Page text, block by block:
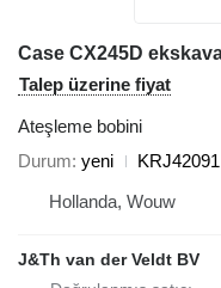
Talep üzerine fiyat
Ateşleme bobini
Durum yeni
KRJ42091
Hollanda, Wouw
J&Th van der Veldt BV